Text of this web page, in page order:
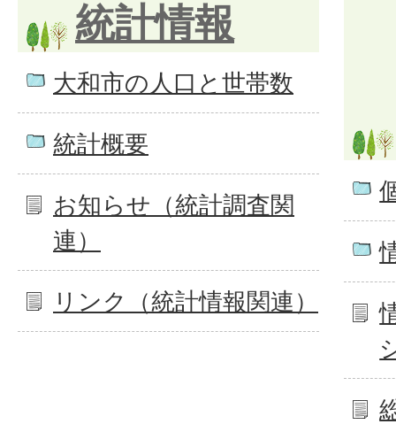
統計情報
大和市の人口と世帯数
統計概要
お知らせ（統計調査関
連）
リンク（統計情報関連）